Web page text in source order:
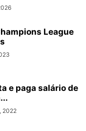
League
e paga salário de
2022